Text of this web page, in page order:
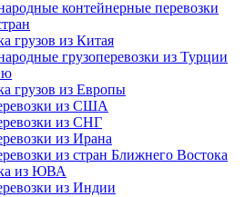
контейнерные перевозки
грузов из Китая
грузоперевозки из Турции
грузов из Европы
из США
из СНГ
из Ирана
из стран Ближнего Востока
из ЮВА
из Индии